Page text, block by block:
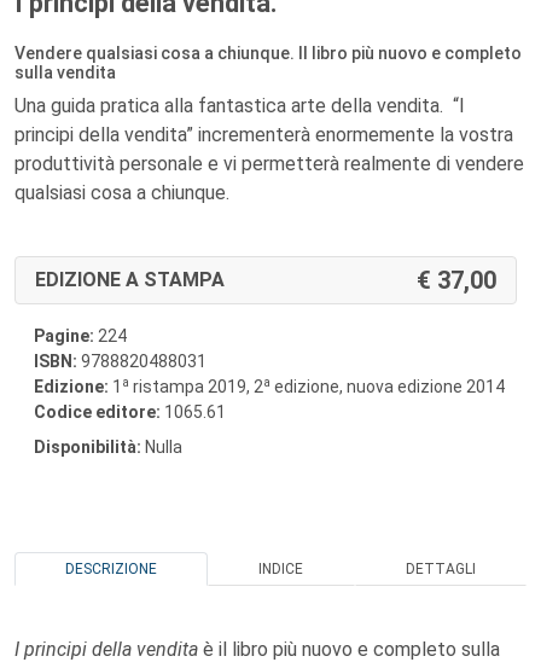
Vendere qualsiasi cosa a chiunque. Il libro più nuovo e completo
sulla vendita
Una guida pratica alla fantastica arte della vendita. “I
principi della vendita” incrementerà enormemente la vostra
produttività personale e vi permetterà realmente di vendere
qualsiasi cosa a chiunque.
EDIZIONE A STAMPA 37,00
Pagine: 224
ISBN: 9788820488031
Edizione: 1 a ristampa 2019, 2a edizione, nuova edizione 2014
Codice editore: 1065.61
Disponibilità: Nulla
DESCRIZIONE INDICE DETTAGLI
I principi della vendita è il libro più nuovo e completo sulla